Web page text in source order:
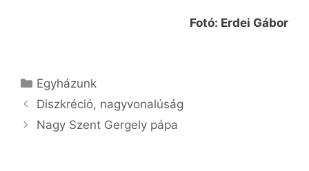
Fotó: Erdei Gábor
Kategória
Egyházunk
Diszkréció, nagyvonalúság
Nagy Szent Gergely pápa